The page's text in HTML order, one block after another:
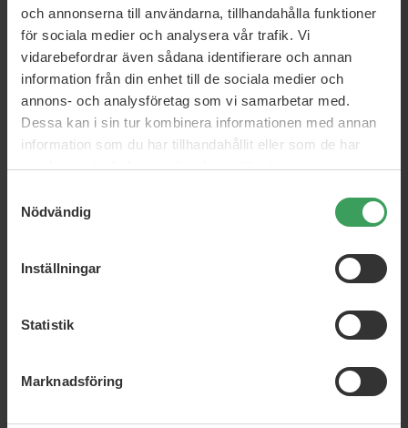
och annonserna till användarna, tillhandahålla funktioner
för sociala medier och analysera vår trafik. Vi
vidarebefordrar även sådana identifierare och annan
information från din enhet till de sociala medier och
annons- och analysföretag som vi samarbetar med.
Dessa kan i sin tur kombinera informationen med annan
information som du har tillhandahållit eller som de har
samlat in när du har använt deras tjänster.
Nödvändig
Inställningar
Statistik
Marknadsföring
75 ML
Rek. Pris 2 858,95 kr
Pris2 280,95 kr
Köp nu
75 ML
Rek. Pris 5 674,95 kr
Pris 3 396,95 kr
Köp nu
GRATIS FRAKT
Köp nu
GRATIS FRAKT